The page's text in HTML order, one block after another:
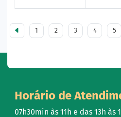
1 2 3 4 5
Horário de
07h30min às 11h e das 13h às